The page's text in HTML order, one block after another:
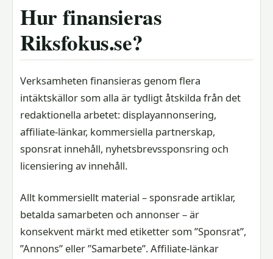
Hur finansieras
Riksfokus.se?
Verksamheten finansieras genom flera
intäktskällor som alla är tydligt åtskilda från det
redaktionella arbetet: displayannonsering,
affiliate-länkar, kommersiella partnerskap,
sponsrat innehåll, nyhetsbrevssponsring och
licensiering av innehåll.
Allt kommersiellt material – sponsrade artiklar,
betalda samarbeten och annonser – är
konsekvent märkt med etiketter som ”Sponsrat”,
”Annons” eller ”Samarbete”. Affiliate-länkar